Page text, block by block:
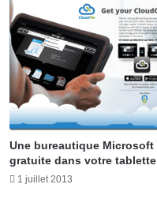
Une bureautique Microsoft
gratuite dans votre tablette
1 juillet 2013